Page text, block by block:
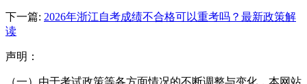
下一篇: 2026年浙江自考成绩不合格可以重考吗？最新政策解
读
声明：
（一）由于考试政策等各方面情况的不断调整与变化，本网站